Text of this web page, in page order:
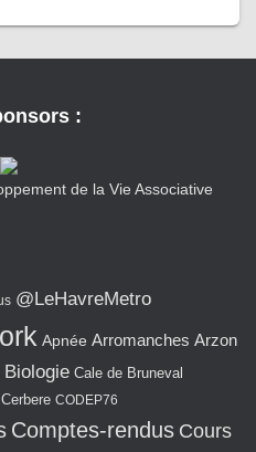
:
de la Vie Associative
@LeHavreMetro
Apnée Arromanches Arzon
Biologie Cale de Bruneval
Cerbere CODEP76
Comptes-rendus Cours